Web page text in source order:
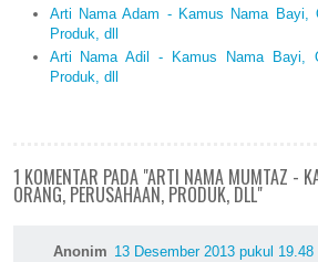
Arti Nama Adam - Kamus Nama Bayi,
Produk, dll
Arti Nama Adil - Kamus Nama Bayi,
Produk, dll
1 KOMENTAR PADA "ARTI NAMA MUMTAZ -
ORANG, PERUSAHAAN, PRODUK, DLL"
Anonim 13 Desember 2013 pukul 19.48